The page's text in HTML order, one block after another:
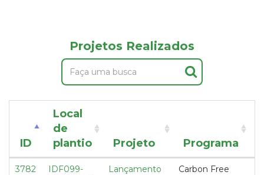
Projetos Realizados
ID
Local
de
plantio
Projeto Programa
3782
IDF099-
Lançamento
Carbon Free